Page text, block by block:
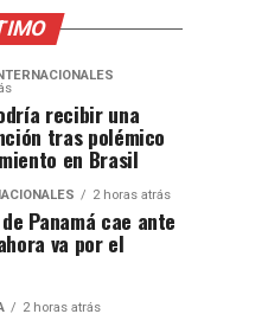
recibir una
tras polémico
en Brasil
2 horas atrás
Panamá cae ante
va por el
2 horas atrás